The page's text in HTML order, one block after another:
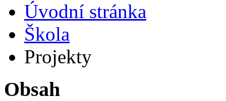
Úvodní stránka
Škola
Projekty
Obsah